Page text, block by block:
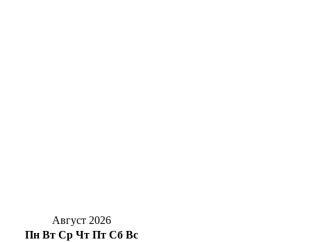
Август 2026
Пн Вт Ср Чт Пт Сб Вс